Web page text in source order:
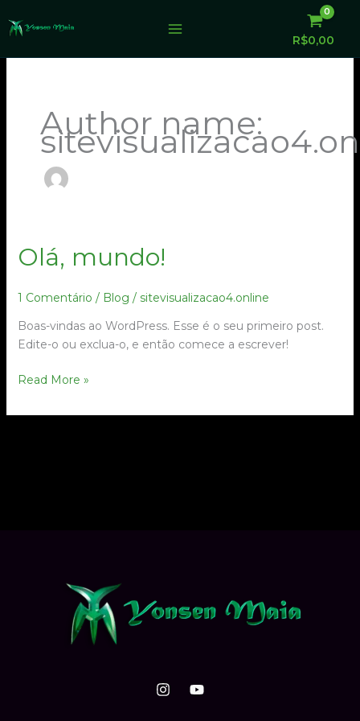
para
R$0,00
Author name:
Olá, mundo!
1 Comentário / Blog / sitevisualizacao4.online
Boas-vindas ao WordPress. Esse é o seu primeiro post.
Edite-o ou exclua-o, e então comece a escrever!
Olá,
mundo!
Read More »